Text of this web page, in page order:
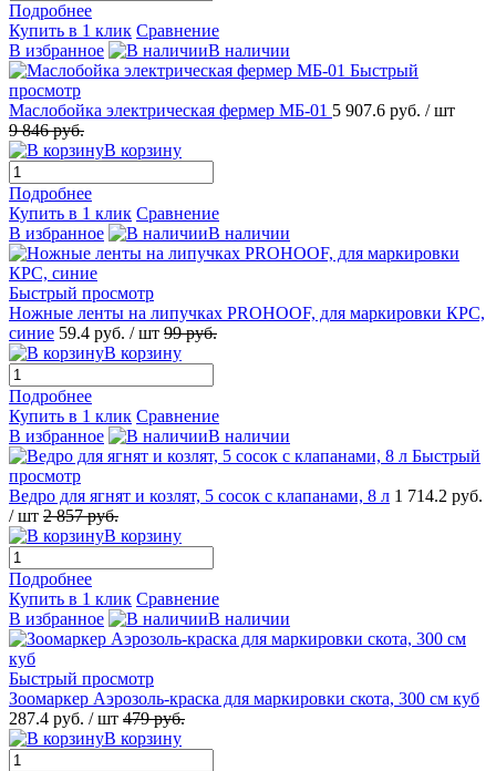
Подробнее
Купить в 1 клик Сравнение
В избранное
В наличии
Быстрый
просмотр
Маслобойка электрическая фермер МБ-01 5 907.6 руб. / шт
9 846руб.
В корзину
Подробнее
Купить в 1 клик Сравнение
В избранное
В наличии
Быстрый просмотр
Ножные ленты на липучках PROHOOF, для маркировки КРС,
синие 59.4 руб. / шт 99руб.
В корзину
Подробнее
Купить в 1 клик Сравнение
В избранное
В наличии
Быстрый
просмотр
Ведро для ягнят и козлят, 5 сосок с клапанами, 8 л 1 714.2 руб.
/ шт 2 857руб.
В корзину
Подробнее
Купить в 1 клик Сравнение
В избранное
В наличии
Быстрый просмотр
Зоомаркер Аэрозоль-краска для маркировки скота, 300 см куб
287.4 руб. / шт 479руб.
В корзину